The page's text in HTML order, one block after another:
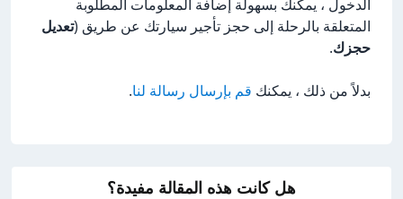
الدخول ، يمكنك بسهولة إضافة المعلومات المطلوبة
المتعلقة بالرحلة إلى حجز تأجير سيارتك عن طريق (تعديل
حجزك.
بدلاً من ذلك ، يمكنك قم بإرسال رسالة لنا.
هل كانت هذه المقالة مفيدة؟